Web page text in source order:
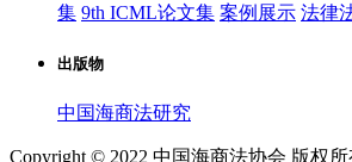
集 9th ICML论文集 案例展示 法律
出版物
中国海商法研究
Copyright © 2022 中国海商法协会 版权所